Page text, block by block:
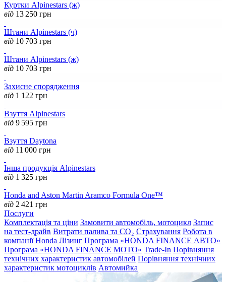
Куртки Alpinestars (ж)
від 13 250 грн
Штани Alpinestars (ч)
від 10 703 грн
Штани Alpinestars (ж)
від 10 703 грн
Захисне спорядження
від 1 122 грн
Взуття Alpinestars
від 9 595 грн
Взуття Daytona
від 11 000 грн
Інша продукція Alpinestars
від 1 325 грн
Honda and Aston Martin Aramco Formula One™
від 2 421 грн
Послуги
Комплектація та ціни Замовити автомобіль, мотоцикл Запис
на тест-драйв Витрати палива та CO₂ Страхування Робота в
компанії Honda Лізинг Програма «HONDA FINANCE АВТО»
Програма «HONDA FINANCE MOTO» Trade-In Порівняння
технічних характеристик автомобілей Порівняння технічних
характеристик мотоциклів Автомийка